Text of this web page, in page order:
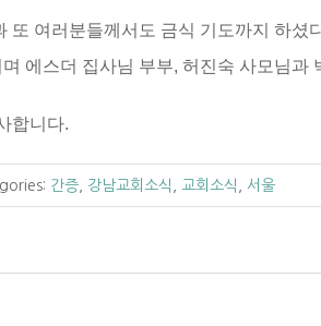
또 여러분들께서도 금식 기도까지 하셨
에스더 집사님 부부, 허진숙 사모님과
합니다.
간증 강남교회소식 교회소식 서울